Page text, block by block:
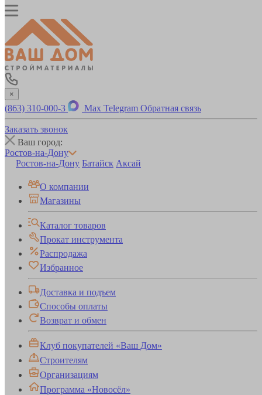
×
(863) 310-000-3 Max Telegram Обратная связь
Заказать звонок
Ваш город:
Ростов-на-Дону
Ростов-на-Дону Батайск Аксай
О компании
Магазины
Каталог товаров
Прокат инструмента
Распродажа
Избранное
Доставка и подъем
Способы оплаты
Возврат и обмен
Клуб покупателей «Ваш Дом»
Строителям
Организациям
Программа «Новосёл»